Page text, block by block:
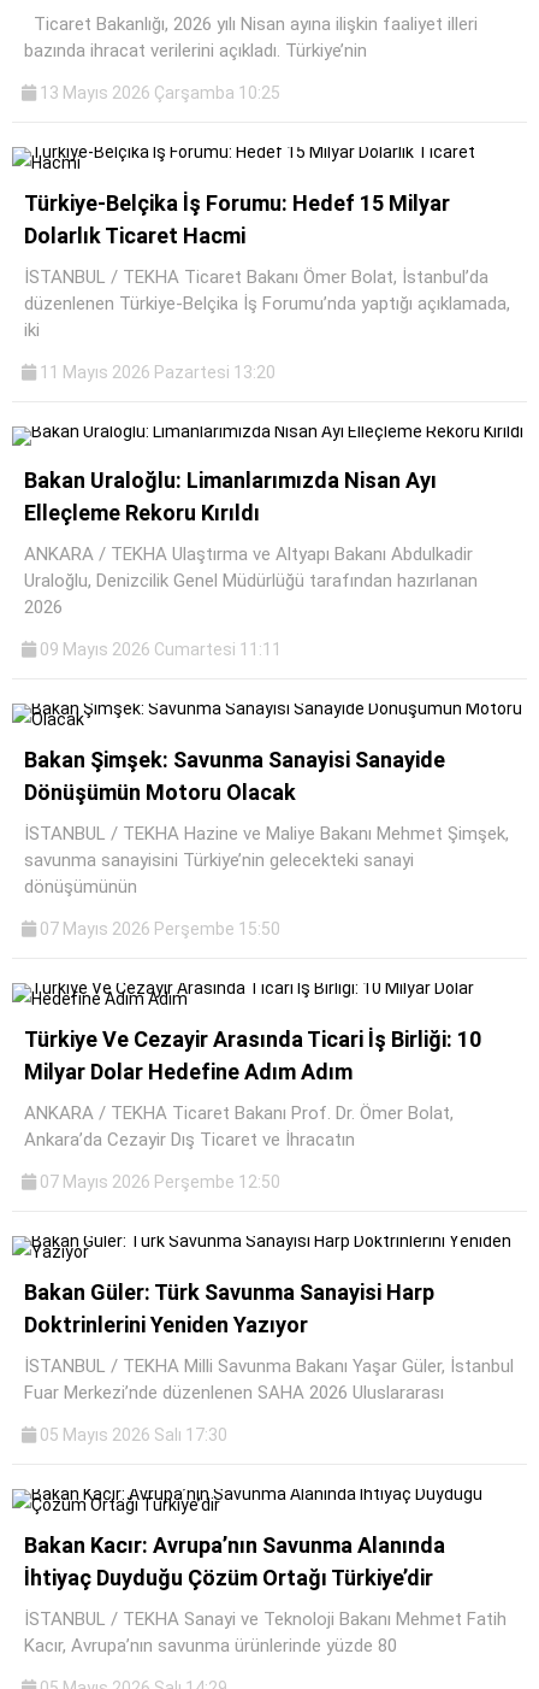
Ticaret Bakanlığı, 2026 yılı Nisan ayına ilişkin faaliyet illeri
bazında ihracat verilerini açıkladı. Türkiye’nin
13 Mayıs 2026 Çarşamba 10:25
Türkiye-Belçika İş Forumu: Hedef 15 Milyar
Dolarlık Ticaret Hacmi
İSTANBUL / TEKHA Ticaret Bakanı Ömer Bolat, İstanbul’da
düzenlenen Türkiye-Belçika İş Forumu’nda yaptığı açıklamada,
iki
11 Mayıs 2026 Pazartesi 13:20
Bakan Uraloğlu: Limanlarımızda Nisan Ayı
Elleçleme Rekoru Kırıldı
ANKARA / TEKHA Ulaştırma ve Altyapı Bakanı Abdulkadir
Uraloğlu, Denizcilik Genel Müdürlüğü tarafından hazırlanan
2026
09 Mayıs 2026 Cumartesi 11:11
Bakan Şimşek: Savunma Sanayisi Sanayide
Dönüşümün Motoru Olacak
İSTANBUL / TEKHA Hazine ve Maliye Bakanı Mehmet Şimşek,
savunma sanayisini Türkiye’nin gelecekteki sanayi
dönüşümünün
07 Mayıs 2026 Perşembe 15:50
Türkiye Ve Cezayir Arasında Ticari İş Birliği: 10
Milyar Dolar Hedefine Adım Adım
ANKARA / TEKHA Ticaret Bakanı Prof. Dr. Ömer Bolat,
Ankara’da Cezayir Dış Ticaret ve İhracatın
07 Mayıs 2026 Perşembe 12:50
Bakan Güler: Türk Savunma Sanayisi Harp
Doktrinlerini Yeniden Yazıyor
İSTANBUL / TEKHA Milli Savunma Bakanı Yaşar Güler, İstanbul
Fuar Merkezi’nde düzenlenen SAHA 2026 Uluslararası
05 Mayıs 2026 Salı 17:30
Bakan Kacır: Avrupa’nın Savunma Alanında
İhtiyaç Duyduğu Çözüm Ortağı Türkiye’dir
İSTANBUL / TEKHA Sanayi ve Teknoloji Bakanı Mehmet Fatih
Kacır, Avrupa’nın savunma ürünlerinde yüzde 80